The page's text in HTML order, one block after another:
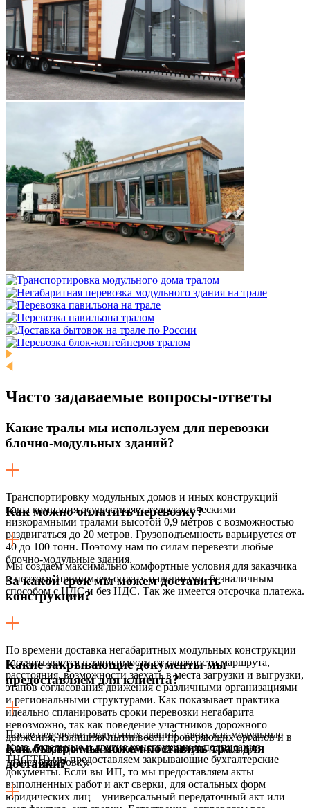
Часто задаваемые вопросы-ответы
Какие тралы мы используем для перевозки
блочно-модульных зданий?
Транспортировку модульных домов и иных конструкций
наша компания осуществляет телескопическими
низкорамными тралами высотой 0,9 метров с возможностью
раздвигаться до 20 метров. Грузоподъемность варьируется от
40 до 100 тонн. Поэтому нам по силам перевезти любые
блочно-модульные здания.
Как можно оплатить перевозку?
Мы создаем максимально комфортные условия для заказчика
и поэтому принимаем оплату наличными, безналичным
способом с НДС и без НДС. Так же имеется отсрочка платежа.
За какой срок мы можем доставить
конструкции?
По времени доставка негабаритных модульных конструкции
рассчитывается в зависимости от сложности маршрута,
расстояния, возможности заехать в места загрузки и выгрузки,
этапов согласования движения с различными организациями
и региональными структурами. Как показывает практика
идеально спланировать сроки перевозки негабарита
невозможно, так как поведение участников дорожного
движения, излишняя пытливости проверяющих органов и в
целом бюрократическая система зачастую тормозит
транспортировку.
Какие закрывающие документы мы
предоставляем для клиента?
После перевозки модульных зданий, таких как модульные
дома, котельные и другие конструкции и подписания
ТН(ТТН) мы предоставляем закрывающие бухгалтерские
документы. Если вы ИП, то мы предоставляем акты
выполненных работ и акт сверки, для остальных форм
юридических лиц – универсальный передаточный акт или
Как быстро мы можем поставить трал для
доставки?